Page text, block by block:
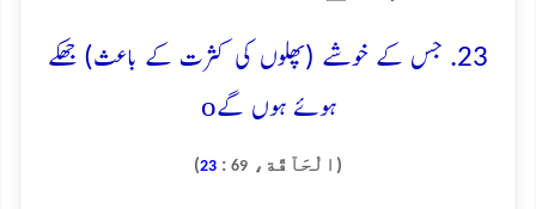
23. جس کے خوشے (پھلوں کی کثرت کے باعث) جھکے
ہوئے ہوں گےo
(الْحَآقَّة، 69
:
23
)